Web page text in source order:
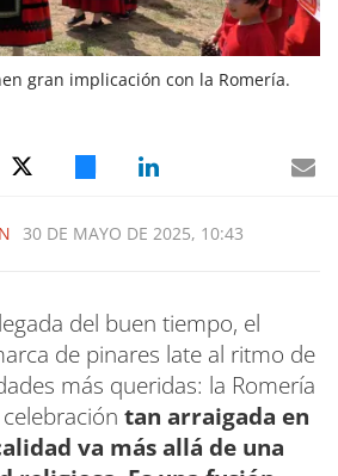
gran implicación con la Romería.
30 DE MAYO DE 2025, 10:43
del buen tiempo, el
de pinares late al ritmo de
más queridas: la Romería
tan arraigada en
va más allá de una